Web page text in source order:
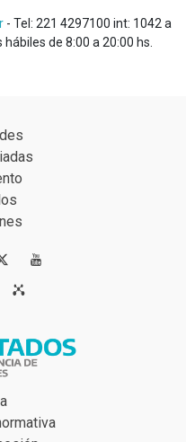
- Tel: 221 4297100 int: 1042 a
de 8:00 a 20:00 hs.

